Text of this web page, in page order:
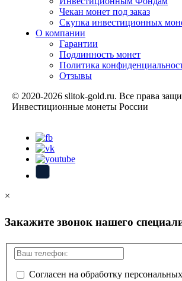
Чекан монет под заказ
Скупка инвестиционных
О компании
Гарантии
Подлинность монет
Политика
Отзывы
© 2020-2026 slitok-gold.ru. Все права
Инвестиционные монеты России
×
Закажите звонок нашего
Согласен на обработку